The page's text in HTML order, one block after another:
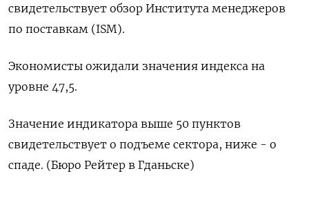
свидетельствует обзор Института менеджеров
по поставкам (ISM).
Экономисты ожидали значения индекса на
уровне 47,5.
Значение индикатора выше 50 пунктов
свидетельствует о подъеме сектора, ниже - о
спаде. (Бюро Рейтер в Гданьске)